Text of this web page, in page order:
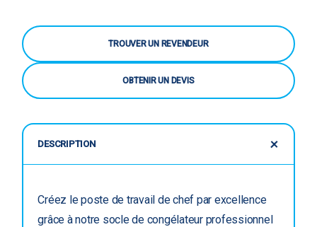
TROUVER UN REVENDEUR
OBTENIR UN DEVIS
DESCRIPTION
Créez le poste de travail de chef par excellence
grâce à notre socle de congélateur professionnel